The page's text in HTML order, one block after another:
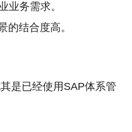
业务需求。
的结合度高。
是已经使用SAP体系管